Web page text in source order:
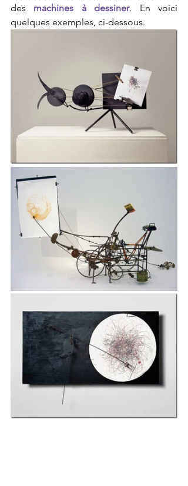
des machines à dessiner. En voici
quelques exemples, ci-dessous.